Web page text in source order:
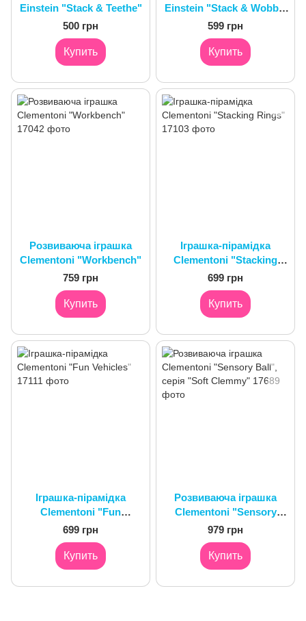
Einstein "Stack & Teethe"
500 грн
Купить
Einstein "Stack & Wobble
Zene"
599 грн
Купить
Розвиваюча іграшка
Clementoni "Workbench"
759 грн
Купить
Іграшка-пірамідка
Clementoni "Stacking
Rings"
699 грн
Купить
Іграшка-пірамідка
Clementoni "Fun
Vehicles"
699 грн
Купить
Розвиваюча іграшка
Clementoni "Sensory
Ball", серія "Soft
Clemmy"
979 грн
Купить